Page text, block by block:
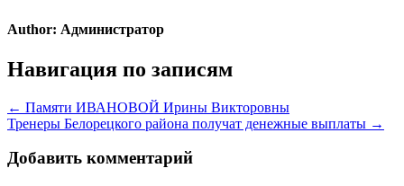
Author: Администратор
Навигация по записям
← Памяти ИВАНОВОЙ Ирины Викторовны
Тренеры Белорецкого района получат денежные выплаты →
Добавить комментарий